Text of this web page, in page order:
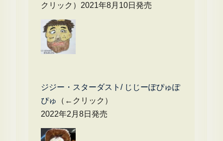
クリック）2021年8月10日発売
ジジー・スターダスト/ じじーぽぴゅぽ
ぴゅ
（←クリック）
2022年2月8日発売